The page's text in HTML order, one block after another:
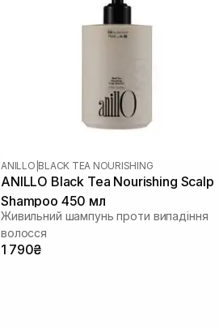
ANILLO BLACK TEA NOURISHING
ANILLO Black Tea Nourishing Scalp
Shampoo 450 мл
Живильний шампунь проти випадіння
волосся
1 790₴